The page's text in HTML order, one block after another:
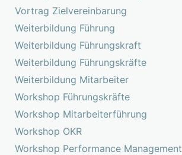
Vortrag Zielvereinbarung
Weiterbildung Führung
Weiterbildung Führungskraft
Weiterbildung Führungskräfte
Weiterbildung Mitarbeiter
Workshop Führungskräfte
Workshop Mitarbeiterführung
Workshop OKR
Workshop Performance Management